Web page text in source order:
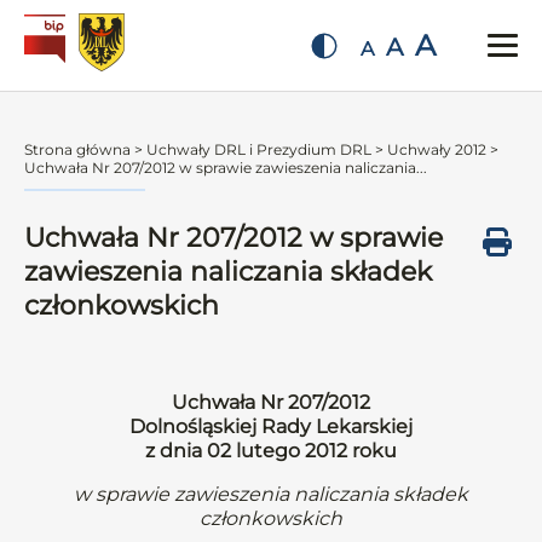
A A A
Strona główna > Uchwały DRL i Prezydium DRL > Uchwały 2012 >
Uchwała Nr 207/2012 w sprawie zawieszenia naliczania...
Uchwała Nr 207/2012 w sprawie
zawieszenia naliczania składek
członkowskich
Uchwała Nr 207/2012
Dolnośląskiej Rady Lekarskiej
z dnia 02 lutego 2012 roku
w sprawie zawieszenia naliczania składek
członkowskich